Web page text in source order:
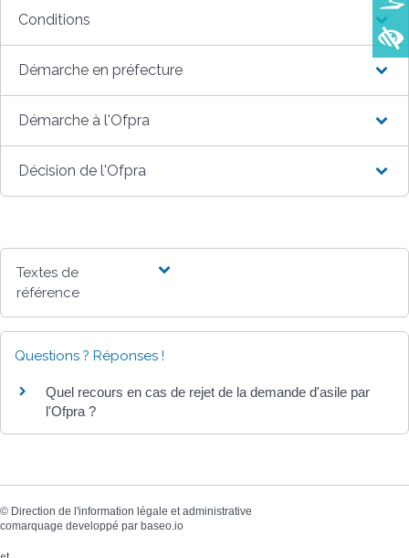
Conditions
Démarche en préfecture
Démarche à l'Ofpra
Décision de l'Ofpra
Textes de
référence
Questions ? Réponses !
Quel recours en cas de rejet de la demande d'asile par
l'Ofpra ?
© Direction de l'information légale et administrative
comarquage developpé par baseo.io
et